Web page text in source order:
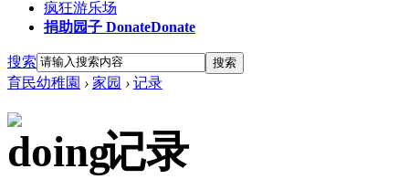
疯狂游乐场
捐助园子 DonateDonate
搜索 搜索
育民幼稚園 › 家园 › 记录
记录